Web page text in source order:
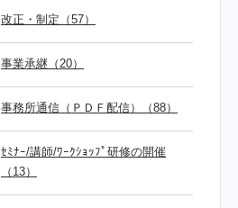
改正・制定（57）
事業承継（20）
事務所通信（ＰＤＦ配信）（88）
ｾﾐﾅｰ/講師/ﾜｰｸｼｮｯﾌﾟ研修の開催
（13）